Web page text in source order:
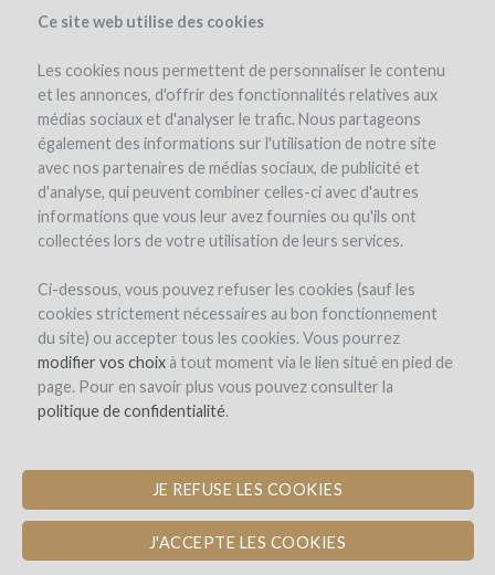
Ce site web utilise des cookies
Les cookies nous permettent de personnaliser le contenu
et les annonces, d'offrir des fonctionnalités relatives aux
médias sociaux et d'analyser le trafic. Nous partageons
également des informations sur l'utilisation de notre site
avec nos partenaires de médias sociaux, de publicité et
d'analyse, qui peuvent combiner celles-ci avec d'autres
informations que vous leur avez fournies ou qu'ils ont
collectées lors de votre utilisation de leurs services.
Ci-dessous, vous pouvez refuser les cookies (sauf les
cookies strictement nécessaires au bon fonctionnement
du site) ou accepter tous les cookies. Vous pourrez
modifier vos choixà tout moment via le lien situé en pied de
page. Pour en savoir plus vous pouvez consulter la
politique de confidentialité.
JE REFUSE LES COOKIES
J'ACCEPTE LES COOKIES
le projet les remboursements en vin
Domaine des Coteaux Blancs
AGRANDISSEMENT DU CHAI À
BARRIQUES ET ACQUISITION DE
NOUVEAUX FÛTS DE CHÊNES
DÉTAILS DU PROJET